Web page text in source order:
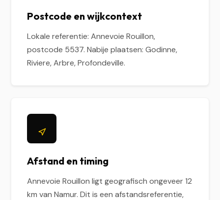
Postcode en wijkcontext
Lokale referentie: Annevoie Rouillon,
postcode 5537. Nabije plaatsen: Godinne,
Riviere, Arbre, Profondeville.
Afstand en timing
Annevoie Rouillon ligt geografisch ongeveer 12
km van Namur. Dit is een afstandsreferentie,